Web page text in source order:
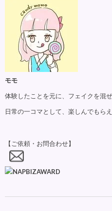
モモ
体験したことを元に、フェイクを混
日常の一コマとして、楽しんでもら
【ご依頼・お問合わせ】